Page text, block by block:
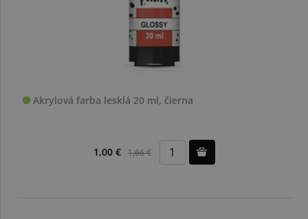
Akrylová farba lesklá 20 ml, čierna
1,00 € 1,66 €